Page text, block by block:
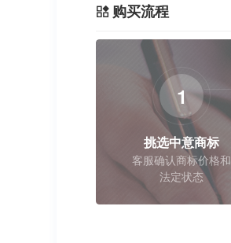
购买流程
1
挑选中意商标
客服确认商标价格和
法定状态